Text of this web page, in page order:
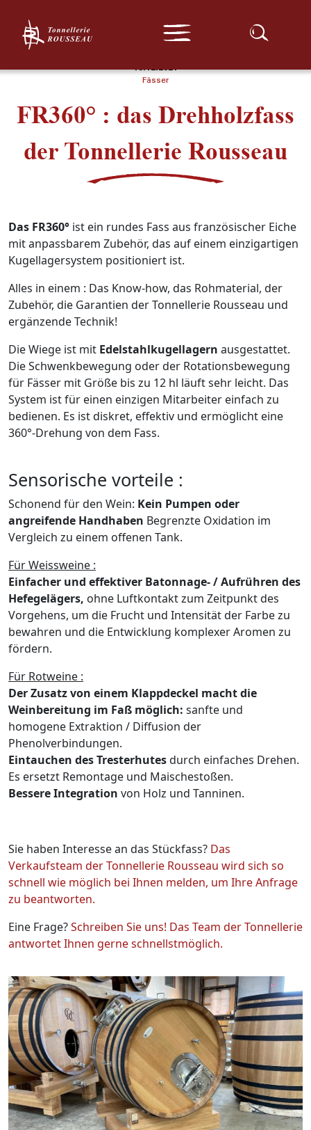
Serie Confidentielle
Sonderserie
Auf Maß
Nachrichten
Kontakt
Suchen :
Rousseau
15.12.2021
Fässer
FR360° : das Drehholzfass
der Tonnellerie Rousseau
Das FR360° ist ein rundes Fass aus französischer Eiche
mit anpassbarem Zubehör, das auf einem einzigartigen
Kugellagersystem positioniert ist.
Alles in einem : Das Know-how, das Rohmaterial, der
Zubehör, die Garantien der Tonnellerie Rousseau und
ergänzende Technik!
Die Wiege ist mit Edelstahlkugellagern ausgestattet.
Die Schwenkbewegung oder der Rotationsbewegung
für Fässer mit Größe bis zu 12 hl läuft sehr leicht. Das
System ist für einen einzigen Mitarbeiter einfach zu
bedienen. Es ist diskret, effektiv und ermöglicht eine
360°-Drehung von dem Fass.
Sensorische vorteile :
Schonend für den Wein: Kein Pumpen oder
angreifende Handhaben Begrenzte Oxidation im
Vergleich zu einem offenen Tank.
Für Weissweine :
Einfacher und effektiver Batonnage- / Aufrühren des
Hefegelägers, ohne Luftkontakt zum Zeitpunkt des
Vorgehens, um die Frucht und Intensität der Farbe zu
bewahren und die Entwicklung komplexer Aromen zu
fördern.
Für Rotweine :
Der Zusatz von einem Klappdeckel macht die
Weinbereitung im Faß möglich: sanfte und
homogene Extraktion / Diffusion der
Phenolverbindungen.
Eintauchen des Tresterhutesdurch einfaches Drehen.
Es ersetzt Remontage und Maischestoßen.
Bessere Integration von Holz und Tanninen.
Sie haben Interesse an das Stückfass? Das
Verkaufsteam der Tonnellerie Rousseau wird sich so
schnell wie möglich bei Ihnen melden, um Ihre Anfrage
zu beantworten.
Eine Frage?Schreiben Sie uns! Das Team der Tonnellerie
antwortet Ihnen gerne schnellstmöglich.